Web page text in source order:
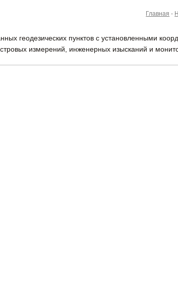
Главная -
геодезических пунктов с установленными
измерений, инженерных изысканий и